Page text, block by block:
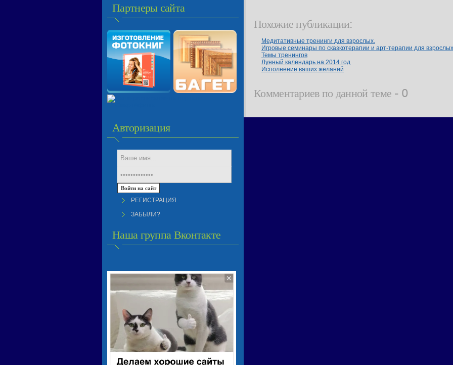
Партнеры сайта
Авторизация
РЕГИСТРАЦИЯ
ЗАБЫЛИ?
Наша группа Вконтакте
Похожие публикации:
Медитативные тренинги для взрослых.
Игровые семинары по сказкотерапии и арт-терапии для
Темы тренингов
Лунный календарь на 2014 год
Исполнение ваших желаний
Комментариев по данной теме - 0